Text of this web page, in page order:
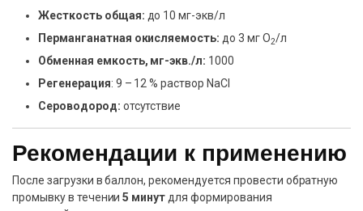
Жесткость общая: до 10 мг-экв/л
Перманганатная окисляемость: до 3 мг О2/л
Обменная емкость, мг-экв./л: 1000
Регенерация: 9 – 12 % раствор NaCl
Сероводород: отсутствие
Рекомендации к применению
После загрузки в баллон, рекомендуется провести обратную
промывку в течении5 минутдля формирования